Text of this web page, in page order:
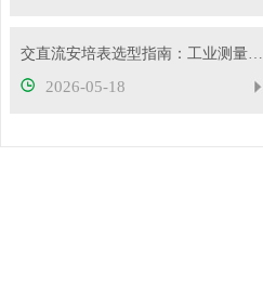
交直流安培表选型指南：工业测量如何选对型号
2026-05-18